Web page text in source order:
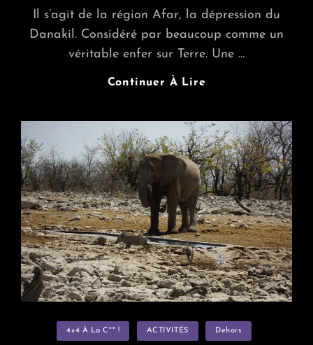
Il s’agit de la région Afar, la dépression du
Danakil. Considéré par beaucoup comme un
véritable enfer sur Terre. Une …
Continuer À Lire…
Sous
Le
Niveau
De
La
Mer
!
La
Fournaise
Categories
4x4 À La C** ! ACTIVITÉS Dehors